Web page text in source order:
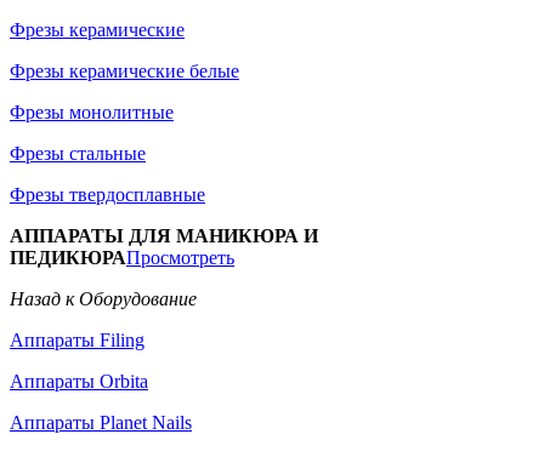
Фрезы керамические
Фрезы керамические белые
Фрезы монолитные
Фрезы стальные
Фрезы твердосплавные
АППАРАТЫ ДЛЯ МАНИКЮРА И
ПЕДИКЮРАПросмотреть
Назад к Оборудование
Аппараты Filing
Аппараты Orbita
Аппараты Planet Nails